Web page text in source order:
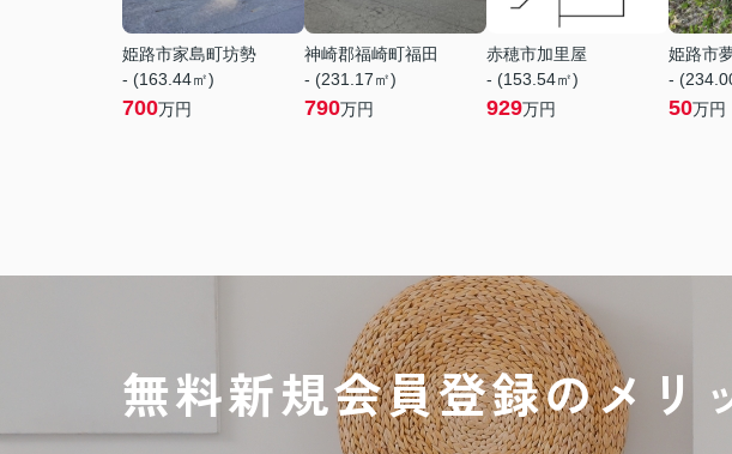
姫路市家島町坊勢
- (163.44㎡)
700万円
神崎郡福崎町福田
- (231.17㎡)
790万円
赤穂市加里屋
- (153.54㎡)
929万円
姫路市
-
50万円
無料新規会員登録のメリ